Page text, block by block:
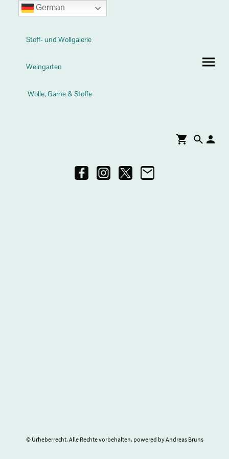
Stoff- und Wollgalerie
Weingarten
Wolle, Garne & Stoffe
© Urheberrecht. Alle Rechte vorbehalten. powered by Andreas Bruns
German